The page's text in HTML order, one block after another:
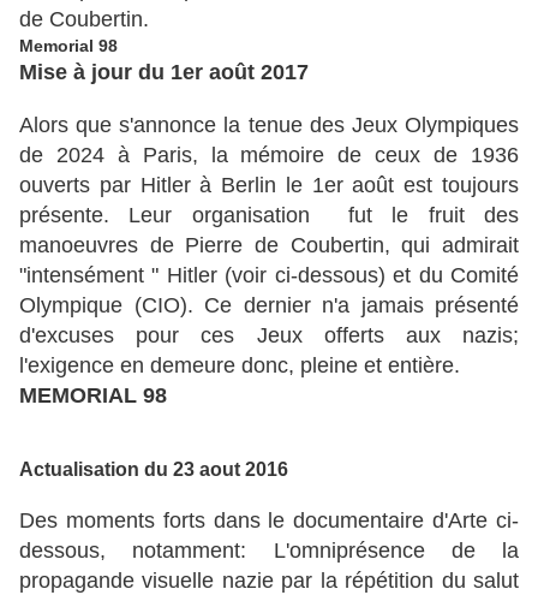
de Coubertin.
Memorial 98
Mise à jour du 1er août 2017
Alors que s'annonce la tenue des Jeux Olympiques
de 2024 à Paris, la mémoire de ceux de 1936
ouverts par Hitler à Berlin le 1er août est toujours
présente. Leur organisation fut le fruit des
manoeuvres de Pierre de Coubertin, qui admirait
"intensément " Hitler (voir ci-dessous) et du Comité
Olympique (CIO). Ce dernier n'a jamais présenté
d'excuses pour ces Jeux offerts aux nazis;
l'exigence en demeure donc, pleine et entière.
MEMORIAL 98
Actualisation du 23 aout 2016
Des moments forts dans le documentaire d'Arte ci-
dessous, notamment: L'omniprésence de la
propagande visuelle nazie par la répétition du salut